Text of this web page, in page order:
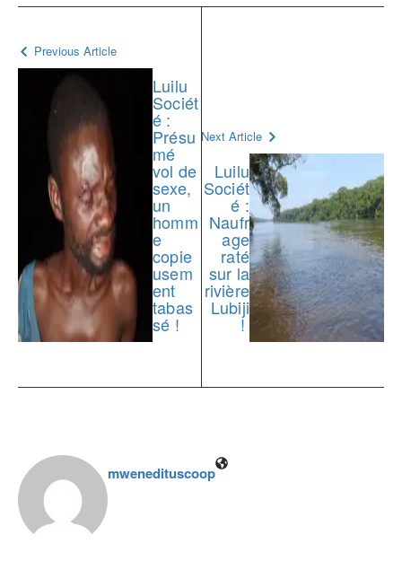
Previous Article
Luilu
Sociét
é :
Présu
mé
vol de
sexe,
un
homm
e
copie
usem
ent
tabas
sé !
Next Article
Luilu
Sociét
é :
Naufr
age
raté
sur la
rivière
Lubiji
!
mwenedituscoop